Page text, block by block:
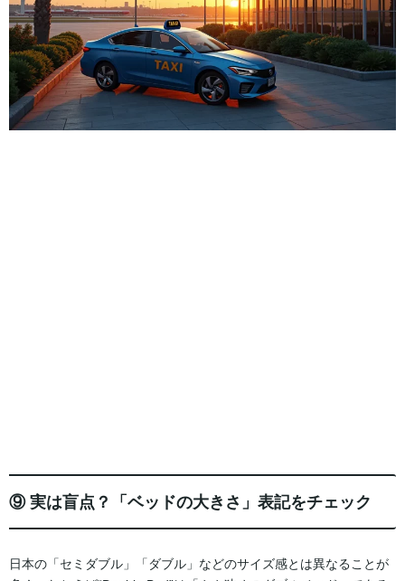
⑨ 実は盲点？「ベッドの大きさ」表記をチェック
日本の「セミダブル」「ダブル」などのサイズ感とは異なることが